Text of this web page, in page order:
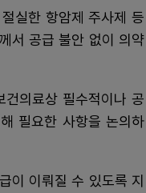
실한 항암제 주사제 등
서 공급 불안 없이 의약
의료상 필수적이나 공
필요한 사항을 논의하
이 이뤄질 수 있도록 지